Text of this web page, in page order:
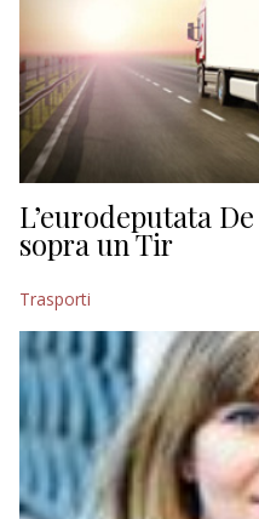
L’eurodeputata
sopra un Tir
Trasporti